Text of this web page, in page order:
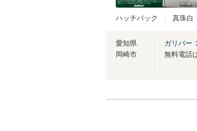
ハッチバック 真珠白
愛知県
岡崎市
ガリバー